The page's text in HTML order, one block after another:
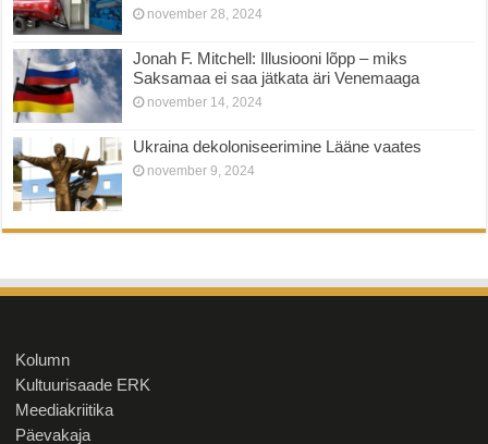
november 28, 2024
Jonah F. Mitchell: Illusiooni lõpp – miks
Saksamaa ei saa jätkata äri Venemaaga
november 14, 2024
Ukraina dekoloniseerimine Lääne vaates
november 9, 2024
Kolumn
Kultuurisaade ERK
Meediakriitika
Päevakaja